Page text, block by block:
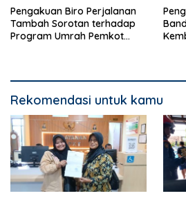
Pengakuan Biro Perjalanan
Tambah Sorotan terhadap
Program Umrah Pemkot
Rekomendasi untuk kamu